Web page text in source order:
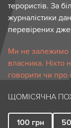
терористів. За
журналістики
перевірених
Ми не залежимо
власника. Ніхто
говорити чи
ЩОМІСЯЧНА
100 грн